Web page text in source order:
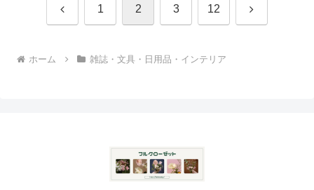
前 1 2 3 12 次
ホーム 雑誌・文具・日用品・インテリア